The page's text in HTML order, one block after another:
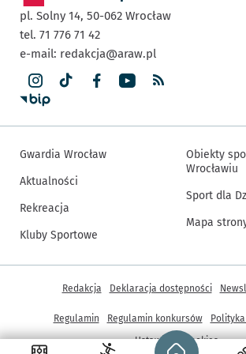
Strona
pl. Solny 14, 50-062 Wrocław
tel. 71 776 71 42
e-mail: redakcja@araw.pl
Gwardia Wrocław
Aktualności
Rekreacja
Kluby Sportowe
Obiekty
Wrocławiu
Sport dla
Mapa
Inne informacje
Redakcja Deklaracja dostępności
Regulamin Regulamin konkursów
Ustawienia cookies